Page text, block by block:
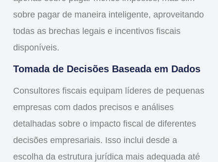
sobre pagar de maneira inteligente, aproveitando
todas as brechas legais e incentivos fiscais
disponíveis.
Tomada de Decisões Baseada em Dados
Consultores fiscais equipam líderes de pequenas
empresas com dados precisos e análises
detalhadas sobre o impacto fiscal de diferentes
decisões empresariais. Isso inclui desde a
escolha da estrutura jurídica mais adequada até